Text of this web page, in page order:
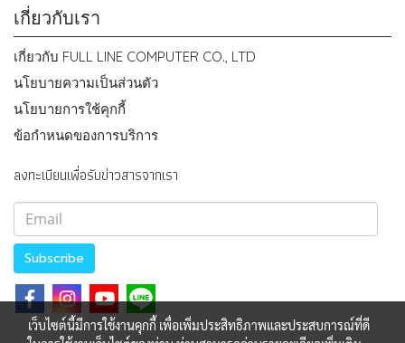
เกี่ยวกับเรา
เกี่ยวกับ FULL LINE COMPUTER CO., LTD
นโยบายความเป็นส่วนตัว
นโยบายการใช้คุกกี้
ข้อกำหนดของการบริการ
ลงทะเบียนเพื่อรับข่าวสารจากเรา
Subscribe
เว็บไซต์นี้มีการใช้งานคุกกี้ เพื่อเพิ่มประสิทธิภาพและประสบการณ์ที่ดี